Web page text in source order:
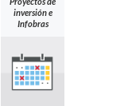
inversión e
Infobras